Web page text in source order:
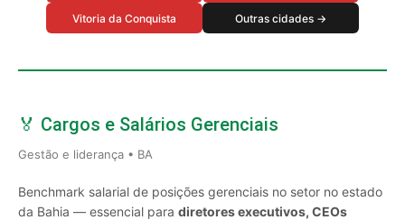
Vitoria da Conquista Outras cidades →
🏅 Cargos e Salários Gerenciais
Gestão e liderança • BA
Benchmark salarial de posições gerenciais no setor no estado
da Bahia — essencial para diretores executivos, CEOs